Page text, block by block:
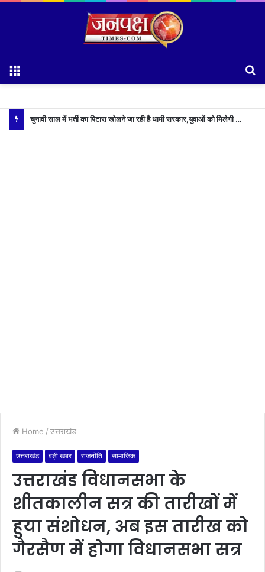
चुनावी साल में भर्ती का पिटारा खोलने जा रही है धामी सरकार,युवाओं को मिलेगी 34 हजार रिकॉर्ड भर्तियों की सौगात
Home / उत्तराखंड
उत्तराखंड बड़ी खबर राजनीति सामाजिक
उत्तराखंड विधानसभा के
शीतकालीन सत्र की तारीखों में
हुया संशोधन, अब इस तारीख को
गैरसैण में होगा विधानसभा सत्र